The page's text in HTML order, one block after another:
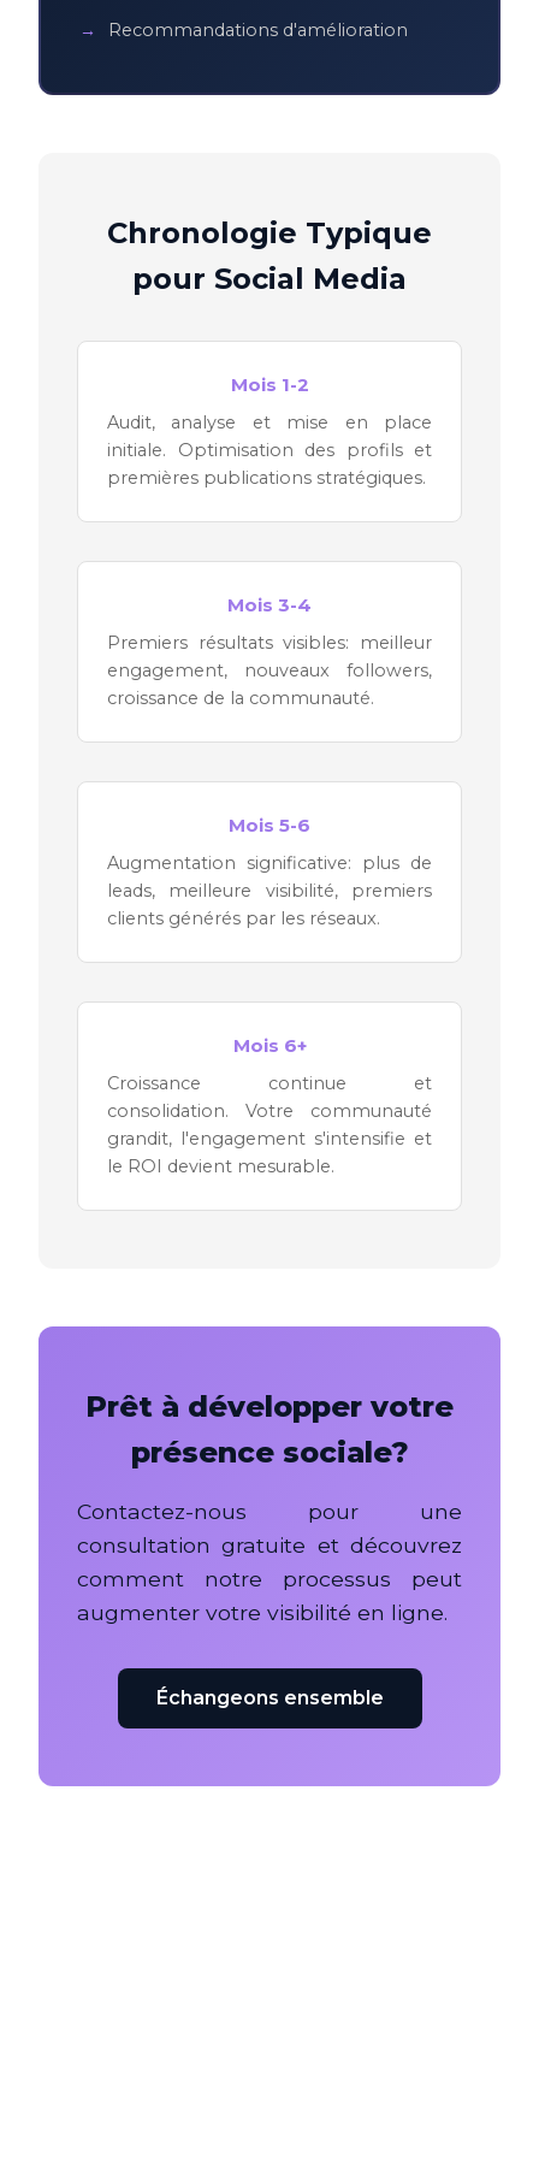
Recommandations d'amélioration
Chronologie Typique
pour Social Media
Mois 1-2
Audit, analyse et mise en place
initiale. Optimisation des profils et
premières publications stratégiques.
Mois 3-4
Premiers résultats visibles: meilleur
engagement, nouveaux followers,
croissance de la communauté.
Mois 5-6
Augmentation significative: plus de
leads, meilleure visibilité, premiers
clients générés par les réseaux.
Mois 6+
Croissance continue et
consolidation. Votre communauté
grandit, l'engagement s'intensifie et
le ROI devient mesurable.
Prêt à développer votre
présence sociale?
Contactez-nous pour une
consultation gratuite et découvrez
comment notre processus peut
augmenter votre visibilité en ligne.
Échangeons ensemble